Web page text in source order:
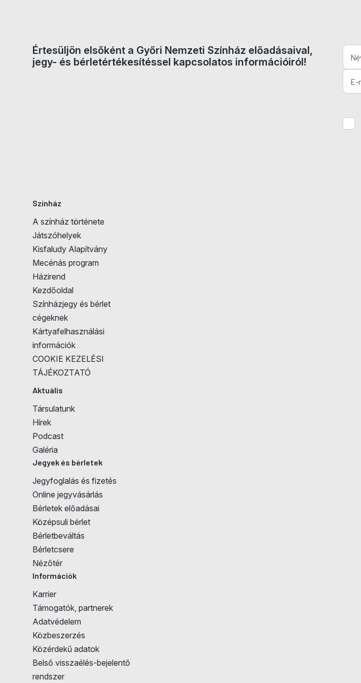
Jegyvásárlás
Értesüljön elsőként a Győri Nemzeti Színház előadásaival,
jegy- és bérletértékesítéssel kapcsolatos információiról!
Színház
A színház története
Játszóhelyek
Kisfaludy Alapítvány
Mecénás program
Házirend
Kezdőoldal
Színházjegy és bérlet
cégeknek
Kártyafelhasználási
információk
COOKIE KEZELÉSI
TÁJÉKOZTATÓ
Aktuális
Társulatunk
Hírek
Podcast
Galéria
Jegyek és bérletek
Jegyfoglalás és fizetés
Online jegyvásárlás
Bérletek előadásai
Középsuli bérlet
Bérletbeváltás
Bérletcsere
Nézőtér
Információk
Karrier
Támogatók, partnerek
Adatvédelem
Közbeszerzés
Közérdekű adatok
Belső visszaélés-bejelentő
rendszer